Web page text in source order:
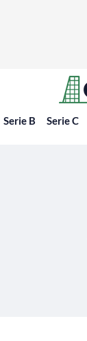
Serie B Serie C